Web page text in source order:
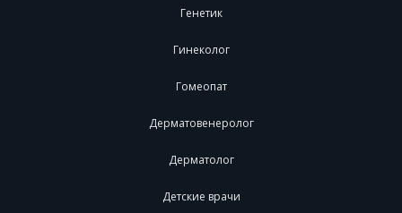
Генетик
Гинеколог
Гомеопат
Дерматовенеролог
Дерматолог
Детские врачи